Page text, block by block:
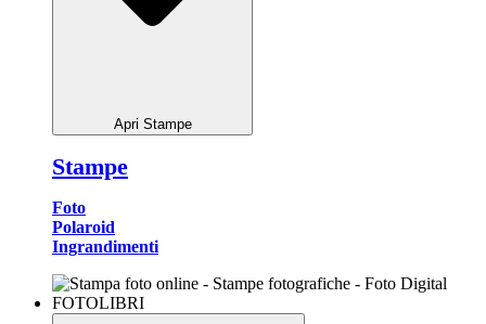
Apri Stampe
Stampe
Foto
Polaroid
Ingrandimenti
FOTOLIBRI